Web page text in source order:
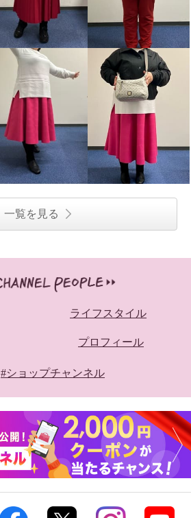
一覧を見る
ライフスタイル
プロフィール
#ショップチャンネル